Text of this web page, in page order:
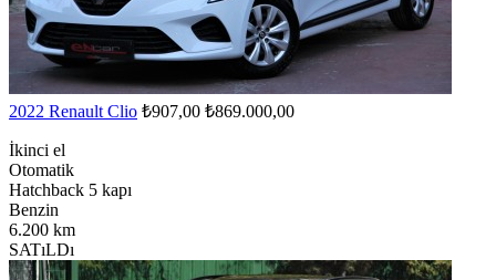
2022 Renault Clio ₺907,00 ₺869.000,00
İkinci el
Otomatik
Hatchback 5 kapı
Benzin
6.200 km
SATıLDı